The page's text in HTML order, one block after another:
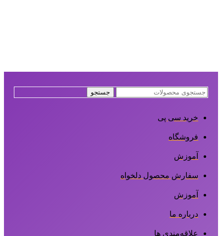
جستجو
خرید سی پی
فروشگاه
آموزش
سفارش محصول دلخواه
آموزش
درباره ما
علاقه‌مندی ها